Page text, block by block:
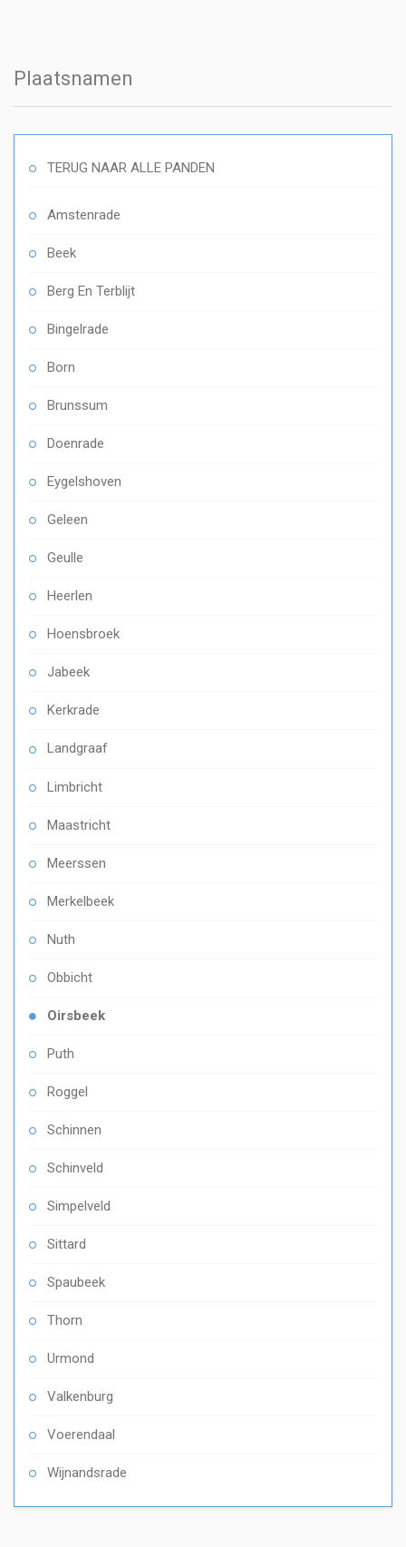
Plaatsnamen
TERUG NAAR ALLE PANDEN
Amstenrade
Beek
Berg En Terblijt
Bingelrade
Born
Brunssum
Doenrade
Eygelshoven
Geleen
Geulle
Heerlen
Hoensbroek
Jabeek
Kerkrade
Landgraaf
Limbricht
Maastricht
Meerssen
Merkelbeek
Nuth
Obbicht
Oirsbeek
Puth
Roggel
Schinnen
Schinveld
Simpelveld
Sittard
Spaubeek
Thorn
Urmond
Valkenburg
Voerendaal
Wijnandsrade